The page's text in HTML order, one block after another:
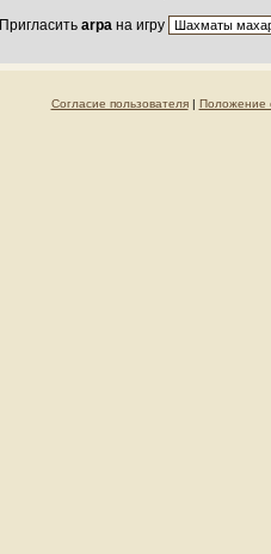
Пригласить arpa на игру
Согласие пользователя| Положение